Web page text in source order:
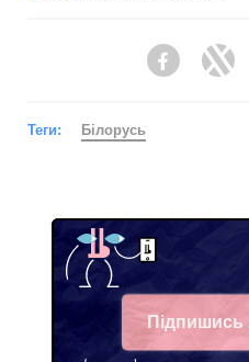
Facebook
Теги: Білорусь
Підпишись
Telegram